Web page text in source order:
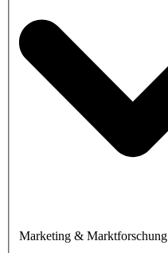
Marketing & Marktforschung